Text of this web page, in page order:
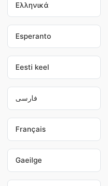
Ελληνικά
Esperanto
Eesti keel
فارسی
Français
Gaeilge